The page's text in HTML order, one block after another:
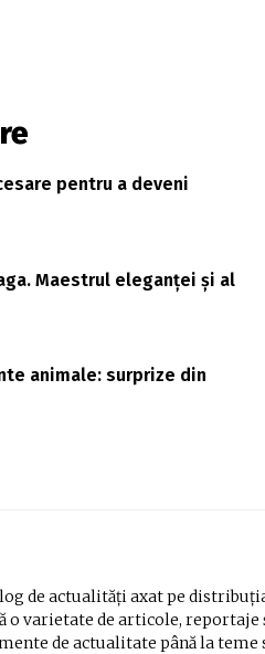
pentru a deveni
Maestrul eleganței și al
animale: surprize din
de actualități axat pe
varietate de articole, reportaje
de actualitate până la teme